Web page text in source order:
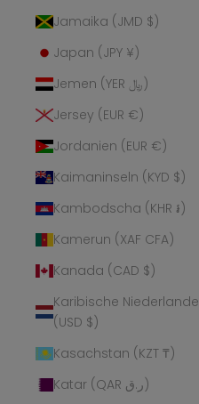
Jamaika (JMD $)
Japan (JPY ¥)
Jemen (YER ﷼)
Jersey (EUR €)
Jordanien (EUR €)
Kaimaninseln (KYD $)
Kambodscha (KHR ៛)
Kamerun (XAF CFA)
Kanada (CAD $)
Karibische Niederlande
(USD $)
Kasachstan (KZT ₸)
Katar (QAR ر.ق)